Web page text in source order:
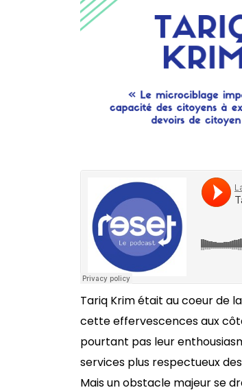
Tariq Krim était au coeur de
cette effervescences aux
pourtant pas leur
services plus respectueux
Mais un obstacle majeur se